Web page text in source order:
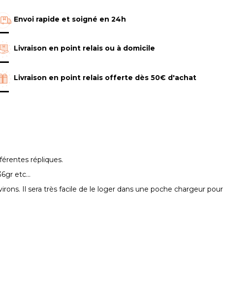
Envoi rapide et soigné en 24h
Livraison en point relais ou à domicile
Livraison en point relais offerte dès 50€ d'achat
répliques.
etc...
Il sera très facile de le loger dans une poche chargeur pour